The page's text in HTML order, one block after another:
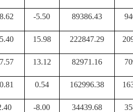
-5.50 89386.43
15.98 222847.29
13.12 82971.16
0.54 162996.38
-8.00 34439.68